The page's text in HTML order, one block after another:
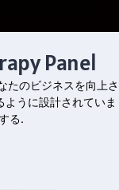
Panel
たのビジネスを向上さ
うに設計されていま
る.